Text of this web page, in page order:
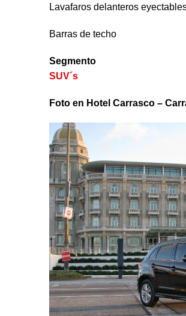
Lavafaros delanteros
Barras de techo
Segmento
SUV´s
Foto en Hotel Carrasco –